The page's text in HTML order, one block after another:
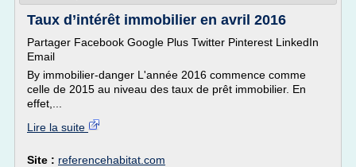
Taux d’intérêt immobilier en avril 2016
Partager Facebook Google Plus Twitter Pinterest LinkedIn
Email
By immobilier-danger L'année 2016 commence comme
celle de 2015 au niveau des taux de prêt immobilier. En
effet,...
Lire la suite
Site : referencehabitat.com